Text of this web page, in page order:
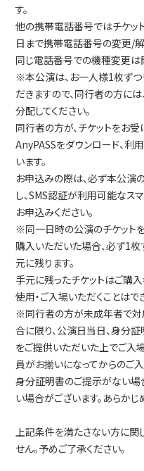
す。
他の携帯電話番号ではチケッ
日まで携帯電話番号の変更/解
同じ電話番号での機種変更は
※本公演は、お一人様1枚ずつ
だきますので、同行者の方に
分配してください。
同行者の方が、チケットをお
AnyPASSをダウンロード、利
います。
お申込みの際は、必ず本公演
し、SMS認証が利用可能なス
お申込みください。
※同一日時の公演のチケット
購入いただいた場合、必ず1
元に残ります。
手元に残ったチケットはご購
使用・ご入場いただくことはで
※同行者の方が未成年者で対
合に限り、公演日当日、身分
をご提供いただいた上でご入
員がお揃いになってからのご入
身分証明書のご提示がない場
い場合がございます。あらかじ
上記条件を満たさない方に関
せん。予めご了承ください。